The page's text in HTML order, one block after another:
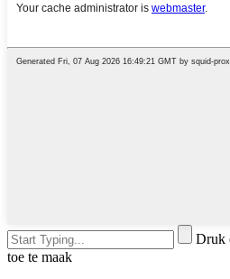
Druk
toe te maak